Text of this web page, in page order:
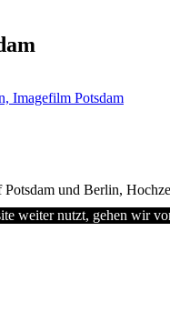
Imagefilm Potsdam
und Berlin,
weiter nutzt, gehen wir